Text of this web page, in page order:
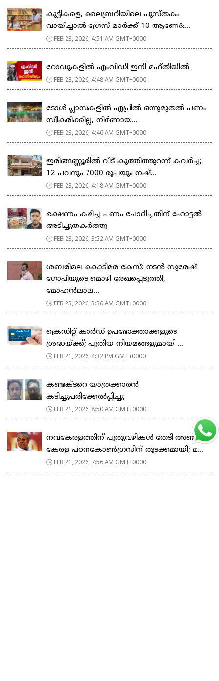
കുട്ടികളെ, ലൈബ്രറിയിലെ പുസ്തകം
വായിച്ചാല്‍ ഗ്രേസ് മാര്‍ക്ക് 10 ആണേ&...
FEB 23, 2026, 4:51 AM GMT+0000
റോഡുകളില്‍ എംവിഡി ഇനി മഫ്തിയില്‍
FEB 23, 2026, 4:48 AM GMT+0000
ടോള്‍ പ്ലാസകളില്‍ ഏപ്രില്‍ ഒന്നുമുതല്‍ പണം
സ്വീകരിക്കില്ല, നിര്‍ണായ...
FEB 23, 2026, 4:46 AM GMT+0000
ഇരിങ്ങണ്ണൂരിൽ വീട് കുത്തിത്തുറന്ന് കവർച്ച;
12 പവനും 7000 രൂപയും നഷ്...
FEB 23, 2026, 4:18 AM GMT+0000
ഭക്ഷണം കഴിച്ച പണം ചോദിച്ചതിന് ഹോട്ടൽ
അടിച്ചുതകർത്തു
FEB 23, 2026, 3:52 AM GMT+0000
ശബരിമല കൊടിമര കേസ്: നടൻ സുരേഷ്
ഗോപിയുടെ മൊഴി രേഖപ്പെടുത്തി,
മോഹൻലാല...
FEB 23, 2026, 3:36 AM GMT+0000
ക്രെഡിറ്റ് കാർഡ് ഉപഭോക്താക്കളുടെ
ശ്രദ്ധയ്ക്ക്; പുതിയ നിയമങ്ങളുമായി ...
FEB 21, 2026, 4:32 PM GMT+0000
കണ്ടക്ടറെ യാത്രക്കാരൻ
കടിച്ചുപരിക്കേൽപ്പിച്ചു
FEB 21, 2026, 8:50 AM GMT+0000
നവകേരളത്തിന് പുതുവഴികൾ തേടി അഞ്ചാം
കേരള പഠനകോൺഗ്രസിന് തുടക്കമായി; മ...
FEB 21, 2026, 7:56 AM GMT+0000